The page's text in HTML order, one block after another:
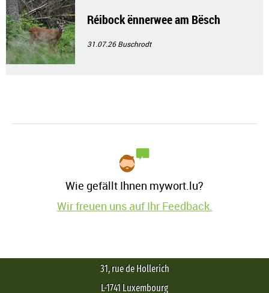
Réibock ënnerwee am Bësch
31.07.26Buschrodt
Wie gefällt Ihnen mywort.lu?
Wir freuen uns auf Ihr Feedback.
31, rue de Hollerich
L-1741 Luxembourg